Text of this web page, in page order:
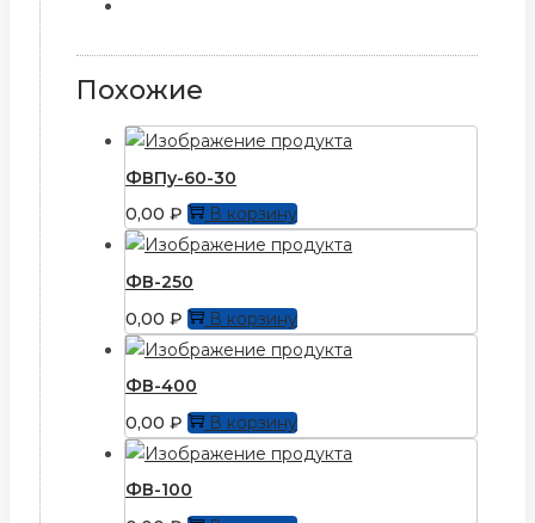
Похожие
ФВПу-60-30
0,00 ₽ В корзину
ФВ-250
0,00 ₽ В корзину
ФВ-400
0,00 ₽ В корзину
ФВ-100